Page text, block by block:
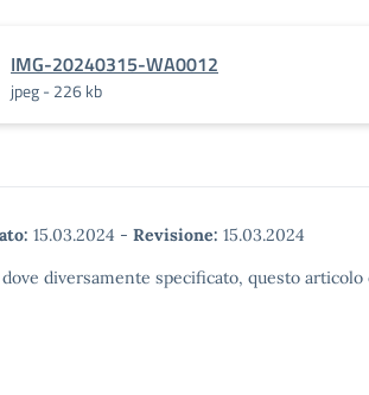
IMG-20240315-WA0012
jpeg - 226 kb
15.03.2024 - Revisione: 15.03.2024
diversamente specificato, questo